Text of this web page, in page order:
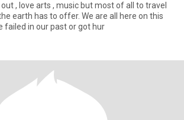
, love arts , music but most of all to travel
earth has to offer. We are all here on this
failed in our past or got hur